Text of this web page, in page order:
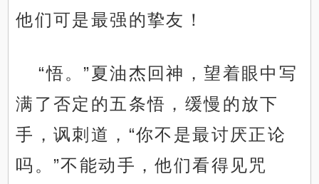
他们可是最强的挚友！
“悟。”夏油杰回神，望着眼中写
满了否定的五条悟，缓慢的放下
手，讽刺道，“你不是最讨厌正论
吗。”不能动手，他们看得见咒